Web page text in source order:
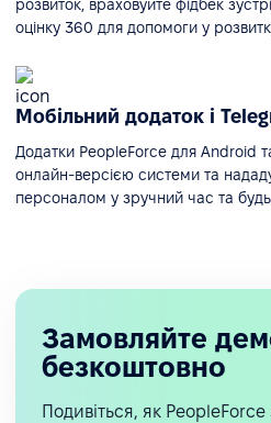
розвиток, враховуйте фідбек
оцінку 360 для допомоги у
Мобільний додаток і
Додатки PeopleForce для Android
онлайн-версією системи та
персоналом у зручний час та
Замовляйте
безкоштовно
Подивіться, як